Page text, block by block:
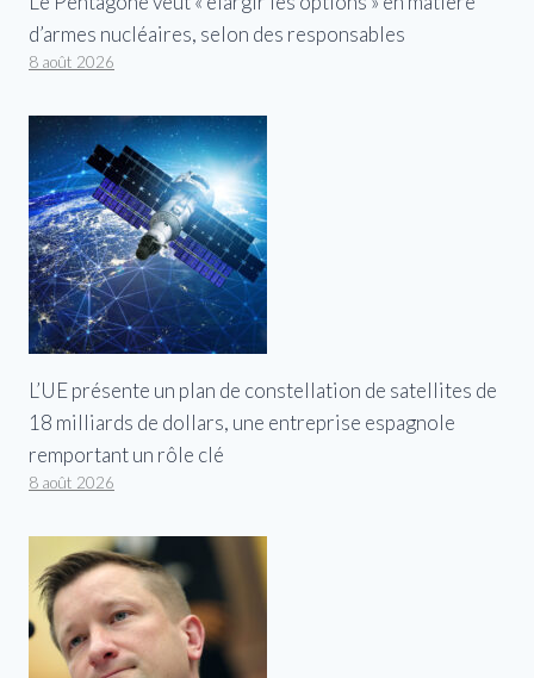
d’armes nucléaires, selon des responsables
8 août 2026
L’UE présente un plan de constellation de satellites de
18 milliards de dollars, une entreprise espagnole
remportant un rôle clé
8 août 2026